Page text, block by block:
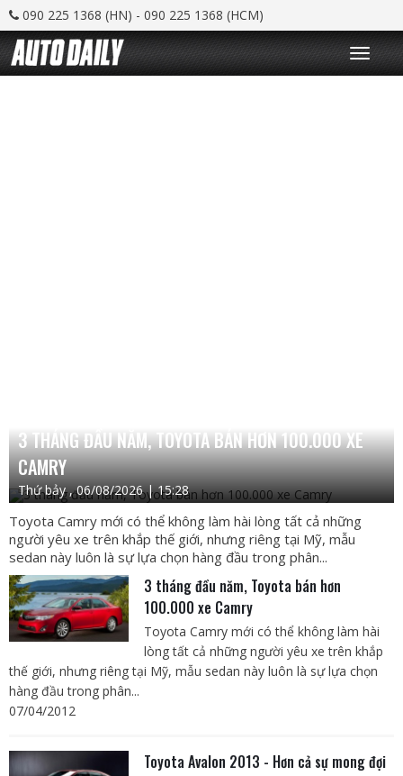
090 225 1368 (HN) - 090 225 1368 (HCM)
T
o
g
3 THÁNG ĐẦU NĂM, TOYOTA BÁN HƠN 100.000 XE
CAMRY
Thứ bảy , 06/08/2026 | 15:28
Toyota Camry mới có thể không làm hài lòng tất cả những
người yêu xe trên khắp thế giới, nhưng riêng tại Mỹ, mẫu
sedan này luôn là sự lựa chọn hàng đầu trong phân...
3 tháng đầu năm, Toyota bán hơn
100.000 xe Camry
Toyota Camry mới có thể không làm hài
lòng tất cả những người yêu xe trên khắp
thế giới, nhưng riêng tại Mỹ, mẫu sedan này luôn là sự lựa chọn
hàng đầu trong phân...
07/04/2012
Toyota Avalon 2013 - Hơn cả sự mong đợi